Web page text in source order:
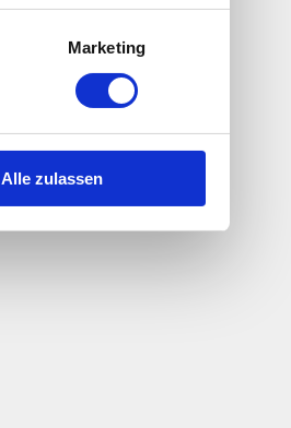
Marketing
Alle zulassen